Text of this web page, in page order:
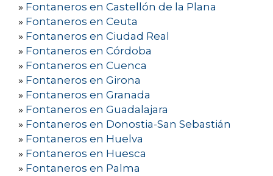
» Fontaneros en Castellón de la Plana
» Fontaneros en Ceuta
» Fontaneros en Ciudad Real
» Fontaneros en Córdoba
» Fontaneros en Cuenca
» Fontaneros en Girona
» Fontaneros en Granada
» Fontaneros en Guadalajara
» Fontaneros en Donostia-San Sebastián
» Fontaneros en Huelva
» Fontaneros en Huesca
» Fontaneros en Palma